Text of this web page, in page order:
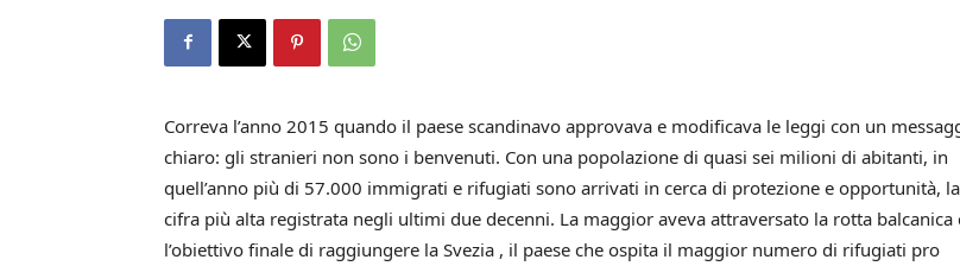
Correva l’anno 2015 quando il paese scandinavo approvava e modificava le leggi con un
chiaro: gli stranieri non sono i benvenuti. Con una popolazione di quasi sei milioni di abitanti, in
quell’anno più di 57.000 immigrati e rifugiati sono arrivati ​​in cerca di protezione e opportunità, la
cifra più alta registrata negli ultimi due decenni. La maggior aveva attraversato la rotta balcanica
l’obiettivo finale di raggiungere la Svezia , il paese che ospita il maggior numero di rifugiati pro